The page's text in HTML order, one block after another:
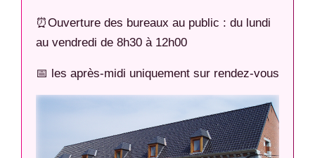
⏰Ouverture des bureaux au public : du lundi
au vendredi de 8h30 à 12h00
📅 les après-midi uniquement sur rendez-vous